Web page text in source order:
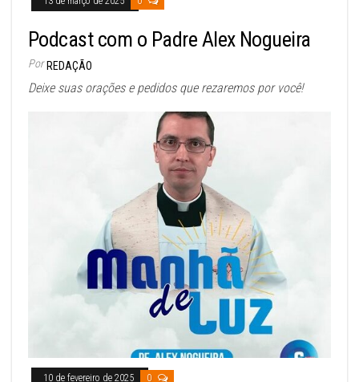
Podcast com o Padre Alex Nogueira
Por REDAÇÃO
Deixe suas orações e pedidos que rezaremos por você!
10 de fevereiro de 2025 0